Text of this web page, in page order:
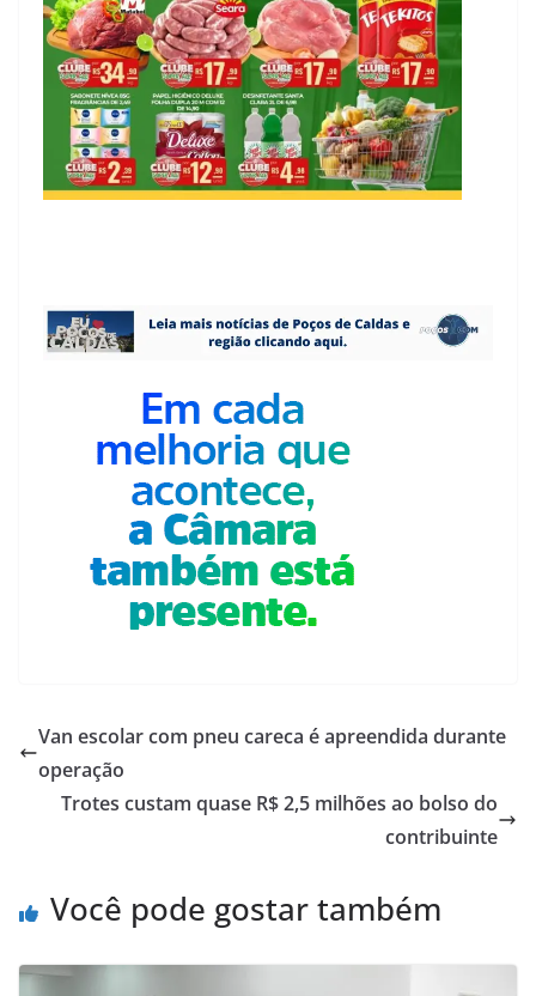
Van escolar com pneu careca é apreendida durante
operação
Trotes custam quase R$ 2,5 milhões ao bolso do
contribuinte
Você pode gostar também